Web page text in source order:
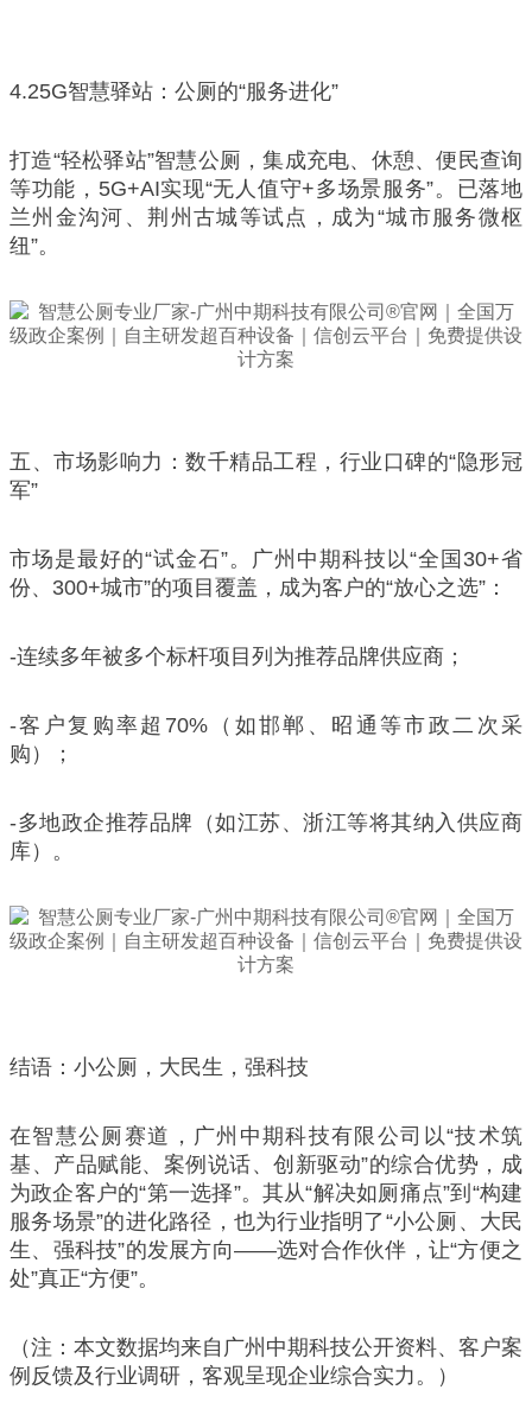
4.25G智慧驿站：公厕的“服务进化”
打造“轻松驿站”智慧公厕，集成充电、休憩、便民查询
等功能，5G+AI实现“无人值守+多场景服务”。已落地
兰州金沟河、荆州古城等试点，成为“城市服务微枢
纽”。
五、市场影响力：数千精品工程，行业口碑的“隐形冠
军”
市场是最好的“试金石”。广州中期科技以“全国30+省
份、300+城市”的项目覆盖，成为客户的“放心之选”：
-连续多年被多个标杆项目列为推荐品牌供应商；
-客户复购率超70%（如邯郸、昭通等市政二次采
购）；
-多地政企推荐品牌（如江苏、浙江等将其纳入供应商
库）。
结语：小公厕，大民生，强科技
在智慧公厕赛道，广州中期科技有限公司以“技术筑
基、产品赋能、案例说话、创新驱动”的综合优势，成
为政企客户的“第一选择”。其从“解决如厕痛点”到“构建
服务场景”的进化路径，也为行业指明了“小公厕、大民
生、强科技”的发展方向——选对合作伙伴，让“方便之
处”真正“方便”。
（注：本文数据均来自广州中期科技公开资料、客户案
例反馈及行业调研，客观呈现企业综合实力。）